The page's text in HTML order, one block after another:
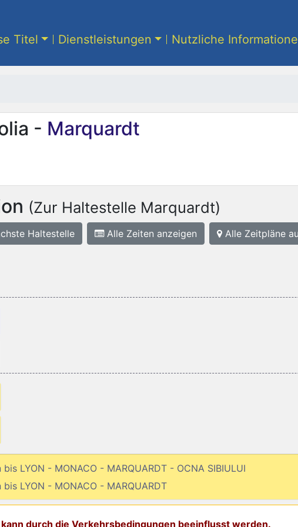
Titel Dienstleistungen Nutzliche
- Marquardt
(Zur Haltestelle Marquardt)
Haltestelle Alle Zeiten anzeigen Alle Zeitpläne
bis LYON - MONACO - MARQUARDT - OCNA SIBIULUI
bis LYON - MONACO - MARQUARDT
durch die Verkehrsbedingungen beeinflusst werden.